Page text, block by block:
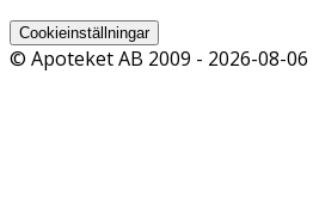
Cookieinställningar
© Apoteket AB 2009 - 2026-08-06